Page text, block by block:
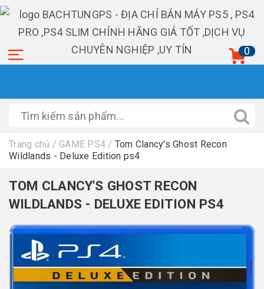
0
Trang chủ / GAME PS4 / Tom Clancy's Ghost Recon
Wildlands - Deluxe Edition ps4
TOM CLANCY'S GHOST RECON
WILDLANDS - DELUXE EDITION PS4